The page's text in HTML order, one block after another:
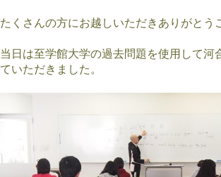
たくさんの方にお越しいただきありがとう
当日は至学館大学の過去問題を使用して河
ていただきました。